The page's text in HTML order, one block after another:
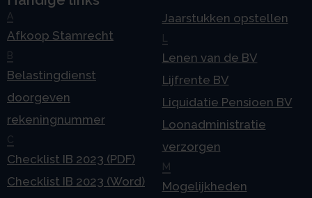
A
Afkoop Stamrecht
B
Belastingdienst
doorgeven
rekeningnummer
C
Checklist IB 2023 (PDF)
Checklist IB 2023 (Word)
Jaarstukken opstellen
Lenen van de BV
Lijfrente BV
Liquidatie Pensioen BV
Loonadministratie
verzorgen
M
Mogelijkheden